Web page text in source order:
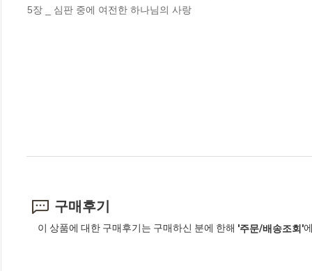
5장 _ 심판 중에 여전한 하나님의 사랑
구매후기
이 상품에 대한 구매후기는 구매하신 분에 한해 '주문/배송조회'